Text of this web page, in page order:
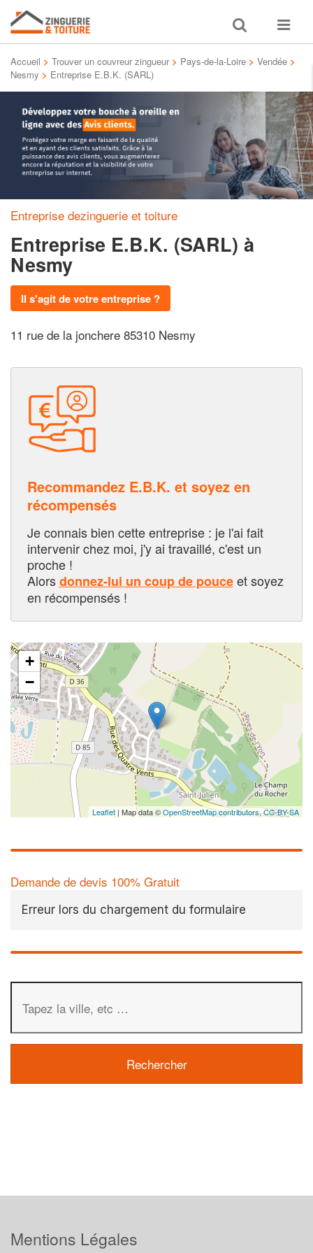
Toggle
search
Toggle
Accueil > Trouver un couvreur zingueur > Pays-de-la-Loire > Vendée >
Nesmy > Entreprise E.B.K. (SARL)
Entreprise dezinguerie et toiture
Entreprise E.B.K. (SARL) à
Nesmy
Il s'agit de votre entreprise ?
11 rue de la jonchere 85310 Nesmy
Recommandez E.B.K. et soyez en
récompensés
Je connais bien cette entreprise : je l'ai fait
intervenir chez moi, j'y ai travaillé, c'est un
proche !
Alorsdonnez-lui un coup de pouceet soyez
en récompensés !
+
−
Leaflet | Map data ©OpenStreetMap contributors,CC-BY-SA
Demande de devis 100% Gratuit
Erreur lors du chargement du formulaire
Mentions Légales